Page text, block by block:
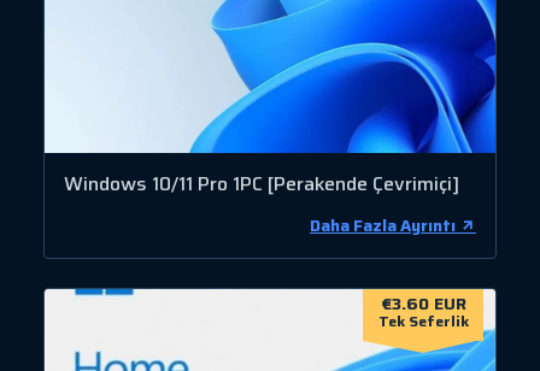
Windows 10/11 Pro 1PC [Perakende Çevrimiçi]
Daha Fazla Ayrıntı
€3.60 EUR
Tek Seferlik